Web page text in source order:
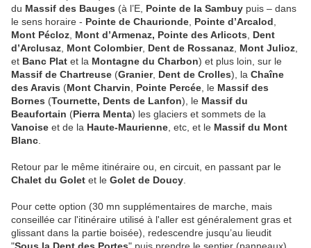
du Massif des Bauges (à l’E, Pointe de la Sambuy puis – dans
le sens horaire - Pointe de Chaurionde Pointe d’Arcalod
Mont Pécloz Mont d’Armenaz, Pointe des Arlicots
Dent
d’Arclusaz Mont Colombier, Dent de Rossanaz Mont Julioz
et Banc Plat et la Montagne du Charbon) et plus loin, sur le
Massif de Chartreuse (Granier, Dent de Crolles), la Chaîne
des Aravis (Mont Charvin Pointe Percée , le Massif des
Bornes (Tournette, Dents de Lanfon), le Massif du
Beaufortain (Pierra Menta) les glaciers et sommets de la
Vanoise et de la Haute-Maurienne , etc, et le Massif du Mont
Blanc
Retour par le même itinéraire ou, en circuit, en passant par le
Chalet du Golet et le Golet de Doucy
Pour cette option (30 mn supplémentaires de marche, mais
conseillée car l'itinéraire utilisé à l'aller est généralement gras et
glissant dans la partie boisée), redescendre jusqu’au lieudit